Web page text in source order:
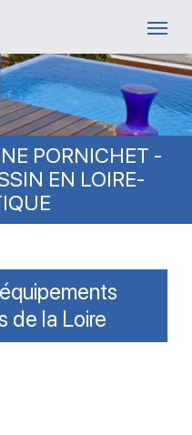
PORNICHET -
EN LOIRE-
de la Loire